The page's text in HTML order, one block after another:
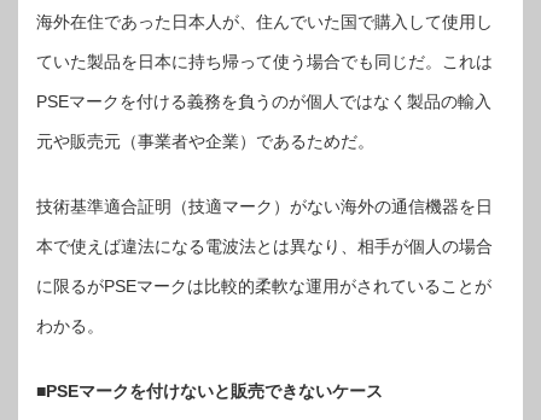
海外在住であった日本人が、住んでいた国で購入して使用し
ていた製品を日本に持ち帰って使う場合でも同じだ。これは
PSEマークを付ける義務を負うのが個人ではなく製品の輸入
元や販売元（事業者や企業）であるためだ。
技術基準適合証明（技適マーク）がない海外の通信機器を日
本で使えば違法になる電波法とは異なり、相手が個人の場合
に限るがPSEマークは比較的柔軟な運用がされていることが
わかる。
■PSEマークを付けないと販売できないケース